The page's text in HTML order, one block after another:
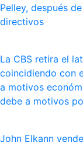
Pelley, después
directivos
La CBS retira el
coincidiendo con
a motivos
debe a motivos
John Elkann